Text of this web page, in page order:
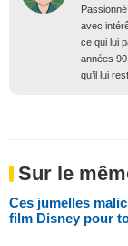
avec
ce qui lui
années
qu’il lui
Sur le
Ces jumelles
film Disney pour